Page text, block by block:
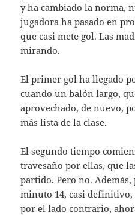
y ha cambiado la norma,
jugadora ha pasado en
que casi mete gol. Las
mirando.
El primer gol ha llegado
cuando un balón largo,
aprovechado, de nuevo,
más lista de la clase.
El segundo tiempo
travesaño por ellas, que
partido. Pero no.
minuto 14, casi definitivo,
por el lado contrario,